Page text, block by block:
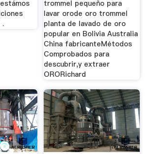
.
trommel pequeño para
lavar orode oro trommel
planta de lavado de oro
popular en Bolivia Australia
China fabricanteMétodos
Comprobados para
descubrir,y extraer
ORORichard